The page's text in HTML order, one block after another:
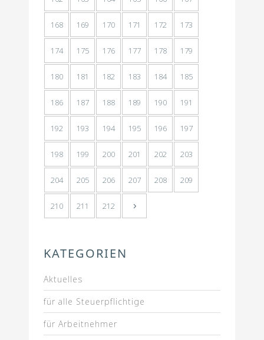
168 169 170 171 172 173
174 175 176 177 178 179
180 181 182 183 184 185
186 187 188 189 190 191
192 193 194 195 196 197
198 199 200 201 202 203
204 205 206 207 208 209
210 211 212
KATEGORIEN
Aktuelles
für alle Steuerpflichtige
für Arbeitnehmer